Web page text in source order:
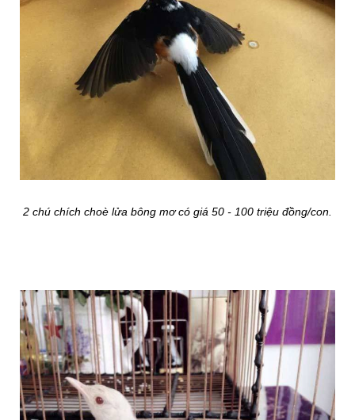
2 chú chích choè lửa bông mơ có giá 50 - 100 triệu đồng/con.